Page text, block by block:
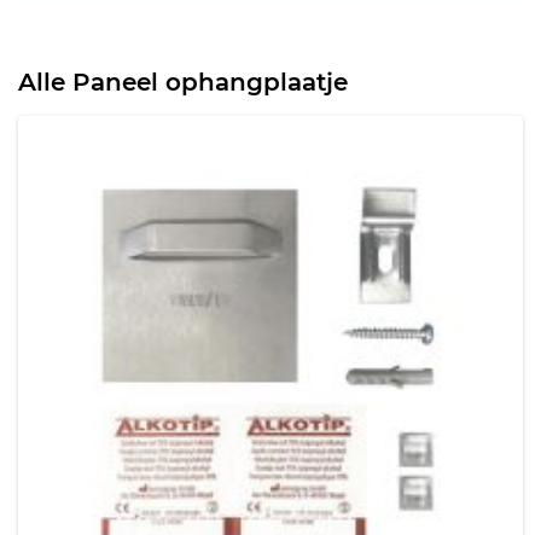
Alle Paneel ophangplaatje